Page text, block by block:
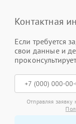
Контактная
Если требуется
свои данные и
Отправляя заявку